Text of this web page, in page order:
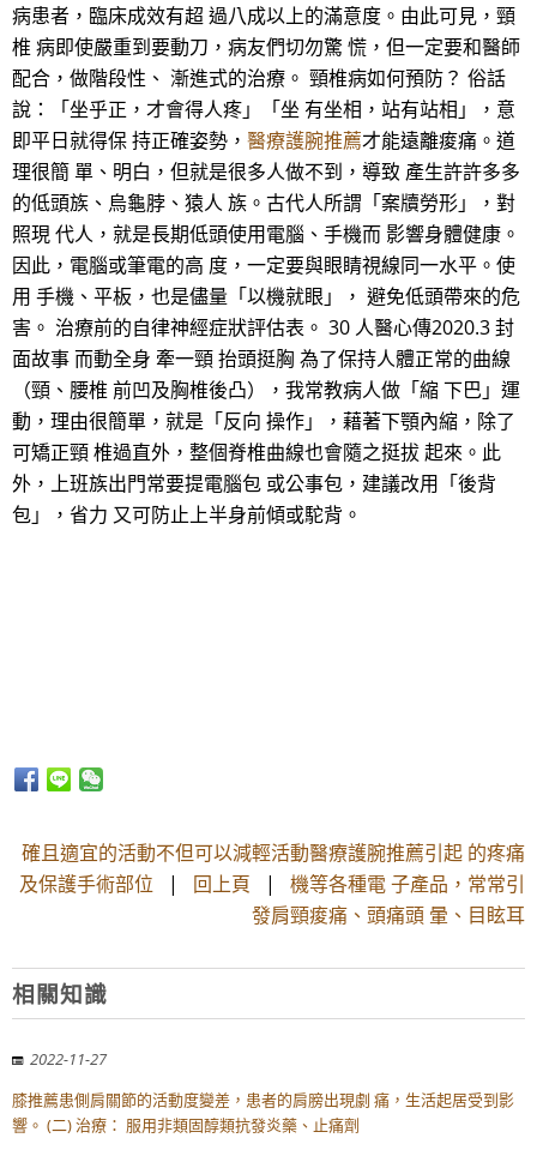
病患者，臨床成效有超 過八成以上的滿意度。由此可見，頸
椎 病即使嚴重到要動刀，病友們切勿驚 慌，但一定要和醫師
配合，做階段性、 漸進式的治療。 頸椎病如何預防？ 俗話
說：「坐乎正，才會得人疼」「坐 有坐相，站有站相」，意
即平日就得保 持正確姿勢， 醫療護腕推薦才能遠離痠痛。道
理很簡 單、明白，但就是很多人做不到，導致 產生許許多多
的低頭族、烏龜脖、猿人 族。古代人所謂「案牘勞形」，對
照現 代人，就是長期低頭使用電腦、手機而 影響身體健康。
因此，電腦或筆電的高 度，一定要與眼睛視線同一水平。使
用 手機、平板，也是儘量「以機就眼」， 避免低頭帶來的危
害。 治療前的自律神經症狀評估表。 30 人醫心傳2020.3 封
面故事 而動全身 牽一頸 抬頭挺胸 為了保持人體正常的曲線
（頸、腰椎 前凹及胸椎後凸），我常教病人做「縮 下巴」運
動，理由很簡單，就是「反向 操作」，藉著下顎內縮，除了
可矯正頸 椎過直外，整個脊椎曲線也會隨之挺拔 起來。此
外，上班族出門常要提電腦包 或公事包，建議改用「後背
包」，省力 又可防止上半身前傾或駝背。
確且適宜的活動不但可以減輕活動醫療護腕推薦引起 的疼痛
及保護手術部位 | 回上頁 | 機等各種電 子產品，常常引
發肩頸痠痛、頭痛頭 暈、目眩耳
相關知識
2022-11-27
膝推薦患側肩關節的活動度變差，患者的肩膀出現劇 痛，生活起居受到影
響。 (二) 治療： 服用非類固醇類抗發炎藥、止痛劑